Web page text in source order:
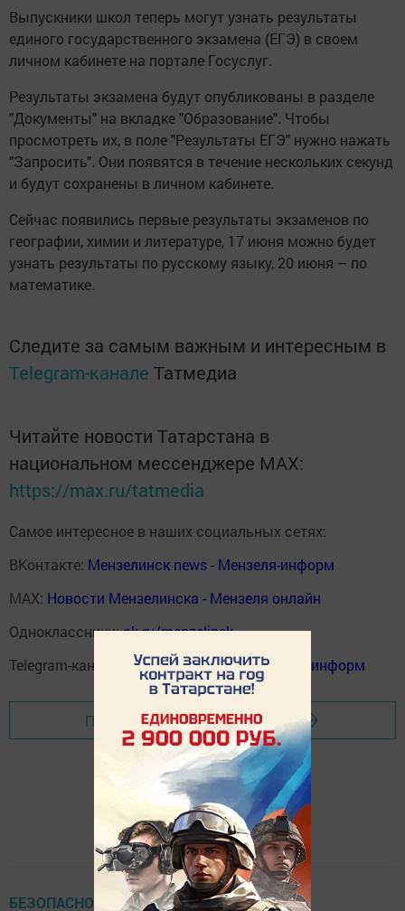
Выпускники школ теперь могут узнать результаты
единого государственного экзамена (ЕГЭ) в своем
личном кабинете на портале Госуслуг.
Результаты экзамена будут опубликованы в разделе
"Документы" на вкладке "Образование". Чтобы
просмотреть их, в поле "Результаты ЕГЭ" нужно нажать
"Запросить". Они появятся в течение нескольких секунд
и будут сохранены в личном кабинете.
Сейчас появились первые результаты экзаменов по
географии, химии и литературе, 17 июня можно будет
узнать результаты по русскому языку, 20 июня – по
математике.
Следите за самым важным и интересным в
Telegram-канале Татмедиа
Читайте новости Татарстана в
национальном мессенджере MАХ:
https://max.ru/tatmedia
Самое интересное в наших социальных сетях:
ВКонтакте: Мензелинск news - Мензеля-информ
MAX: Новости Мензелинска - Мензеля онлайн
Одноклассники:ok.ru/menzelinsk
Telegram-канал:
Мензелинск news - Мензеля-информ
Перейти на страницу новости
БЕЗОПАСНОСТЬ НА ДОРОГЕ